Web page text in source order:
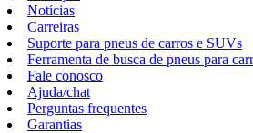
Notícias
Carreiras
Suporte para pneus de carros e SUVs
Ferramenta de busca de pneus para
Fale conosco
Ajuda/chat
Perguntas frequentes
Garantias